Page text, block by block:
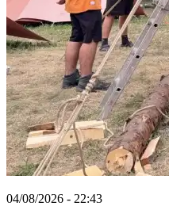
04/08/2026 - 22:43